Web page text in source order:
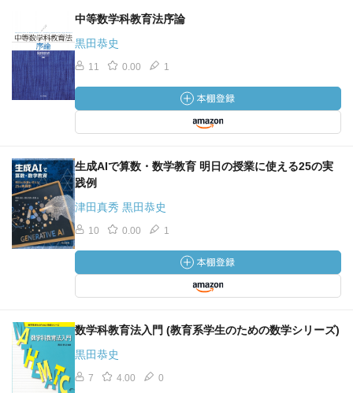
中等数学科教育法序論
黒田恭史
11 0.00 1
生成AIで算数・数学教育 明日の授業に使える25の実
践例
津田真秀 黒田恭史
10 0.00 1
数学科教育法入門 (教育系学生のための数学シリーズ)
黒田恭史
7 4.00 0